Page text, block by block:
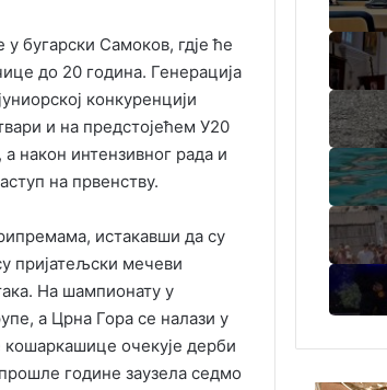
бугарски Самоков, гдје ће
до 20 година. Генерација
конкуренцији
и на предстојећем У20
након интензивног рада и
на првенству.
истакавши да су
пријатељски мечеви
На шампионату у
а Црна Гора се налази у
кошаркашице очекује дерби
године заузела седмо